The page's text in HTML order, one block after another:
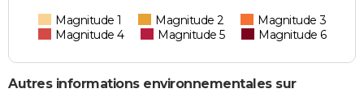
Magnitude 1 Magnitude 2
Magnitude 3
Magnitude 4
Magnitude 5 Magnitude 6
Autres informations environnementales sur